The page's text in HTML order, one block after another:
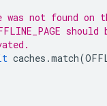
was not found
caches .match(